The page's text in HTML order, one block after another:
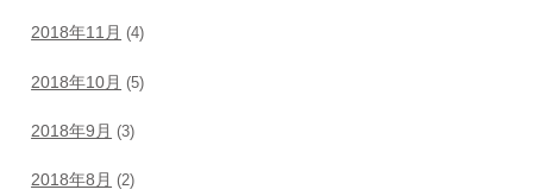
2018年11月 (4)
2018年10月 (5)
2018年9月 (3)
2018年8月 (2)